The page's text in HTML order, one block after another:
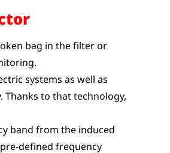
bag in the filter or
systems as well as
Thanks to that technology,
band from the induced
defined frequency